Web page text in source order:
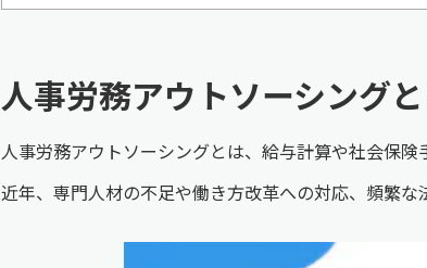
人事労務アウトソーシング
人事労務アウトソーシングとは、給与計算や社会保
近年、専門人材の不足や働き方改革への対応、頻繁